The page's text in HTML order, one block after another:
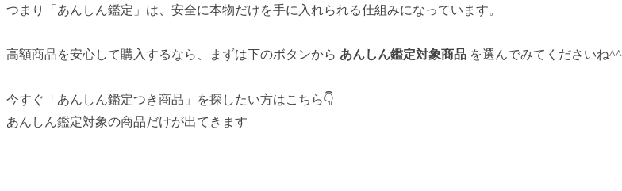
つまり「あんしん鑑定」は、安全に本物だけを手に入れられる仕組みになっています。
高額商品を安心して購入するなら、まずは下のボタンから あんしん鑑定対象商品 を選んでみてくださいね^^
今すぐ「あんしん鑑定つき商品」を探したい方はこちら👇
あんしん鑑定対象の商品だけが出てきます